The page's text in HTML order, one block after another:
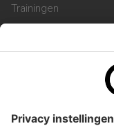
Trainingen
Vacatures
Service & Contact
Werken bij ons